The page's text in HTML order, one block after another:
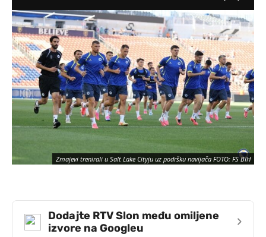
Zmajevi trenirali u Salt Lake Cityju uz podršku navijača FOTO: FS BIH
Dodajte RTV Slon među omiljene
izvore na Googleu
›